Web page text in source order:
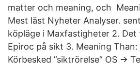
matter och meaning, och
Mest läst Nyheter Analyser.
köpläge i Maxfastigheter 2.
Epiroc på sikt 3. Meaning
Körbesked ”siktrörelse” OS →